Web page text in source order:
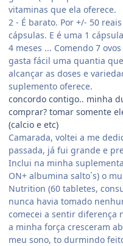
vitaminas que ela oferece.
2 - É barato. Por +/- 50
cápsulas. E é uma 1
4 meses ... Comendo 7
gasta fácil uma quantia
alcançar as doses e
suplemento oferece.
concordo contigo.. minha
comprar? tomar somente
(calcio e etc)
Camarada, voltei a me
passada, já fui grande e
Inclui na minha
ON+ albumina salto´s) o
Nutrition (60 tabletes,
nunca havia tomado
comecei a sentir diferença
a minha força cresceram
meu sono, to durmindo